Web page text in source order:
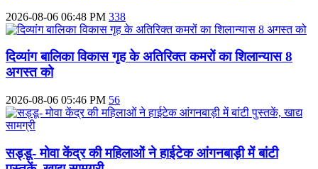
2026-08-06 06:48 PM 338
दिव्‍यांग बालिका विकास गृह के अतिरिक्‍त कमरों का शिलान्‍यास 8
अगस्त को
2026-08-06 05:46 PM 56
सड्डू- मोवा केंद्र की महिलाओं ने हाईटेक आंगनबाड़ी में बांटी